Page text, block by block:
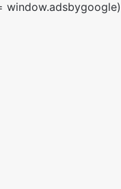
(adsbygoogle = window.adsbygoogle || []).push({});